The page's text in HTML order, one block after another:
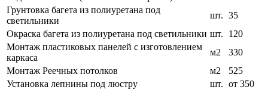
Грунтовка багета из полиуретана под
светильники
шт. 35
Окраска багета из полиуретана под светильники шт.
120
Монтаж пластиковых панелей с изготовлением
каркаса
м2
330
Монтаж Реечных потолков
м2
525
Установка лепнины под люстру
шт. от 350